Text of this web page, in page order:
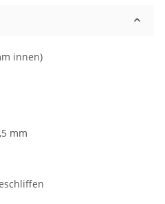
innen)
mm